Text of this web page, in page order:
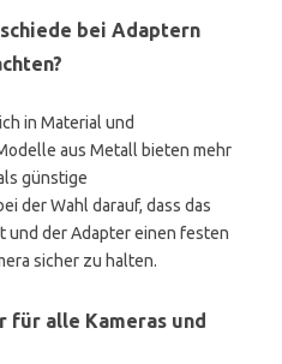
bei Adaptern
in Material und
aus Metall bieten mehr
günstige
der Wahl darauf, dass das
und der Adapter einen festen
sicher zu halten.
für alle Kameras und